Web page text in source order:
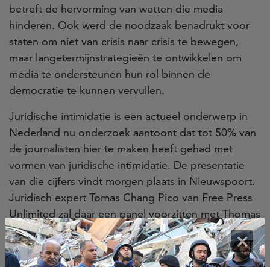
betreft de hervorming van wetten die media
hinderen. Ook werd de noodzaak benadrukt voor
staten om niet van crisis naar crisis te bewegen,
maar langetermijnstrategieën te ontwikkelen om
media te ondersteunen hun rol binnen de
democratie te kunnen vervullen.
Juridische intimidatie is een actueel onderwerp in
Nederland nu onderzoek aantoont dat tot 50% van
de journalisten hier te maken heeft gehad met
vormen van juridische intimidatie. De presentatie
van die cijfers vindt morgen plaats in Nieuwspoort.
Juridisch expert Tomas Chang Pico van Free Press
Unlimited zal daar een panel voorzitten met Thomas
Bruning van de NVJ, Sarah Clarke van Article 19 en
Jan Kostijn Dieben van de permanent
vertegenwoordiging van Nederland bij de EU.
×